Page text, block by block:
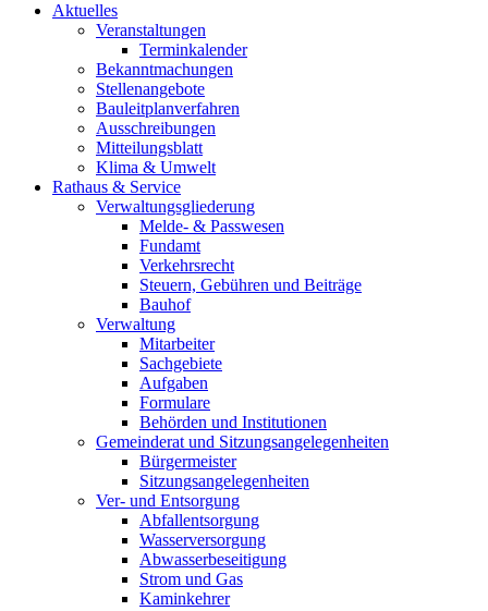
Aktuelles
Veranstaltungen
Terminkalender
Bekanntmachungen
Stellenangebote
Bauleitplanverfahren
Ausschreibungen
Mitteilungsblatt
Klima & Umwelt
Rathaus & Service
Verwaltungsgliederung
Melde- & Passwesen
Fundamt
Verkehrsrecht
Steuern, Gebühren und Beiträge
Bauhof
Verwaltung
Mitarbeiter
Sachgebiete
Aufgaben
Formulare
Behörden und Institutionen
Gemeinderat und Sitzungsangelegenheiten
Bürgermeister
Sitzungsangelegenheiten
Ver- und Entsorgung
Abfallentsorgung
Wasserversorgung
Abwasserbeseitigung
Strom und Gas
Kaminkehrer